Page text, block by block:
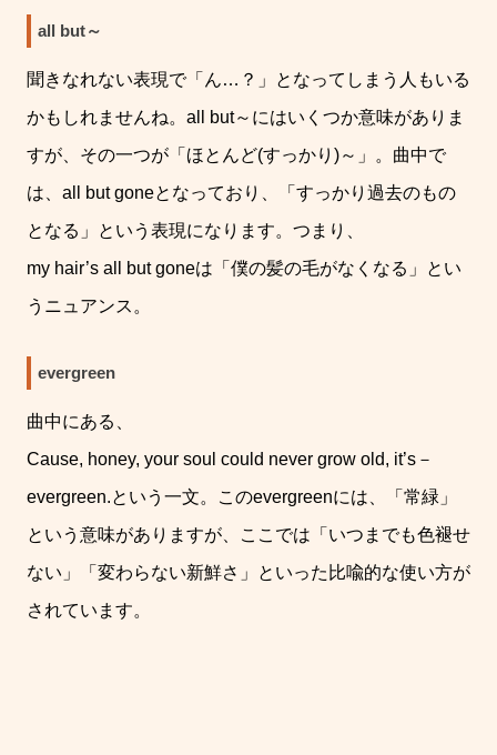
all but～
聞きなれない表現で「ん… ？」となってしまう人もいる
かもしれませんね。 all but～にはいくつか意味がありま
すが、その一つが「ほとんど(すっかり )～」。曲中で
は、 all but goneとなっており、「すっかり過去のもの
となる」という表現になります。つまり、
my hair’s all but goneは「僕の髪の毛がなくなる」とい
うニュアンス。
evergreen
曲中にある、
Cause, honey, your soul could never grow old, it’s －
evergreen.という一文。このevergreenには、「常緑」
という意味がありますが、ここでは「いつまでも色褪せ
ない」「変わらない新鮮さ」といった比喩的な使い方が
されています。